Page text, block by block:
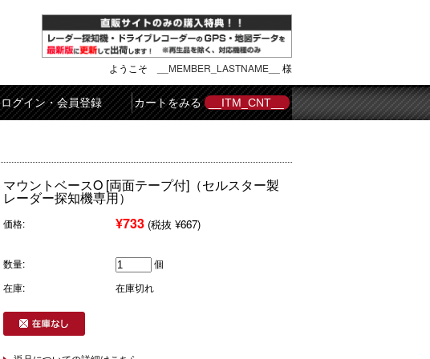
ようこそ __MEMBER_LASTNAME__ 様
ログイン・会員登録 カートをみる __ITM_CNT__
マウントベースO [両面テープ付]（セルスター製
レーダー探知機専用）
価格: ¥733 (税抜 ¥667)
数量:
個
在庫:
在庫切れ